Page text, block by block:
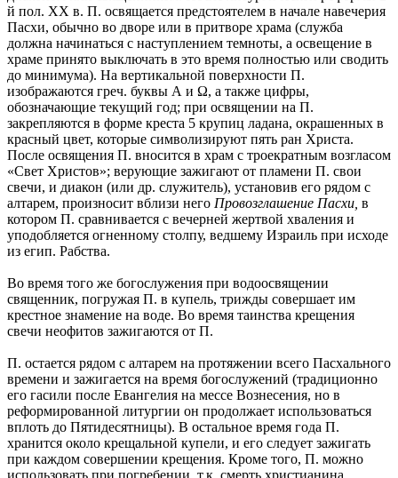
й пол. XX в. П. освящается предстоятелем в начале навечерия
Пасхи, обычно во дворе или в притворе храма (служба
должна начинаться с наступлением темноты, а освещение в
храме принято выключать в это время полностью или сводить
до минимума). На вертикальной поверхности П.
изображаются греч. буквы А и Ω, а также цифры,
обозначающие текущий год; при освящении на П.
закрепляются в форме креста 5 крупиц ладана, окрашенных в
красный цвет, которые символизируют пять ран Христа.
После освящения П. вносится в храм с троекратным возгласом
«Свет Христов»; верующие зажигают от пламени П. свои
свечи, и диакон (или др. служитель), установив его рядом с
алтарем, произносит вблизи него Провозглашение Пасхи, в
котором П. сравнивается с вечерней жертвой хваления и
уподобляется огненному столпу, ведшему Израиль при исходе
из егип. Рабства.
Во время того же богослужения при водоосвящении
священник, погружая П. в купель, трижды совершает им
крестное знамение на воде. Во время таинства крещения
свечи неофитов зажигаются от П.
П. остается рядом с алтарем на протяжении всего Пасхального
времени и зажигается на время богослужений (традиционно
его гасили после Евангелия на мессе Вознесения, но в
реформированной литургии он продолжает использоваться
вплоть до Пятидесятницы). В остальное время года П.
хранится около крещальной купели, и его следует зажигать
при каждом совершении крещения. Кроме того, П. можно